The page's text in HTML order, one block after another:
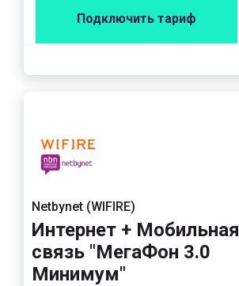
Подключить тариф
Netbynet (WIFIRE)
Интернет + Мобильная
связь "МегаФон 3.0
Минимум"